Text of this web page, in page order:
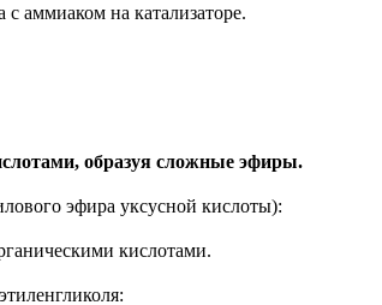
аммиаком на катализаторе.
образуя сложные эфиры.
эфира уксусной кислоты):
кислотами.